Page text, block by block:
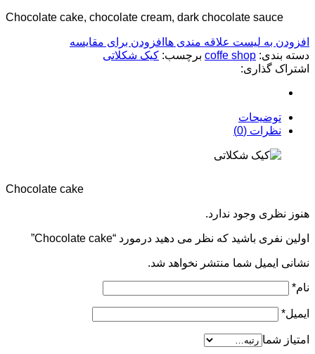
Chocolate cake, chocolate cream, dark chocolate sauce
افزودن به لیست علاقه مندی ها افزودن برای مقایسه
دسته بندی: coffe shop برچسب: کیک شکلاتی
اشتراک گذاری:
توضیحات
نظرات (0)
Chocolate cake
هنوز نظری وجود ندارد.
اولین نفری باشید که نظر می دهید درمورد “Chocolate cake”
نشانی ایمیل شما منتشر نخواهد شد.
نام*
ایمیل*
امتیاز شما